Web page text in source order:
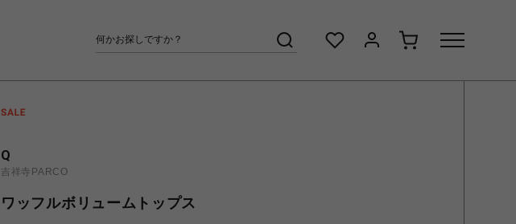
Q
吉祥寺PARCO
ワッフルボリュームトップス